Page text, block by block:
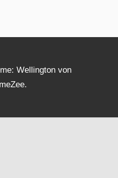
Wellington von